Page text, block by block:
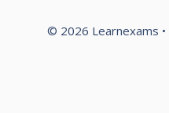
© 2026 Learnexams